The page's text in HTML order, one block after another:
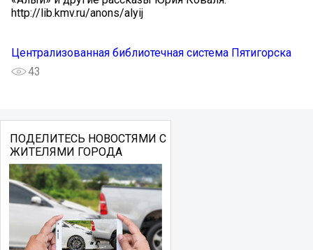
http://lib.kmv.ru/anons/alyij
Централизованная библиотечная система Пятигорска
43
ПОДЕЛИТЕСЬ НОВОСТЯМИ С
ЖИТЕЛЯМИ ГОРОДА